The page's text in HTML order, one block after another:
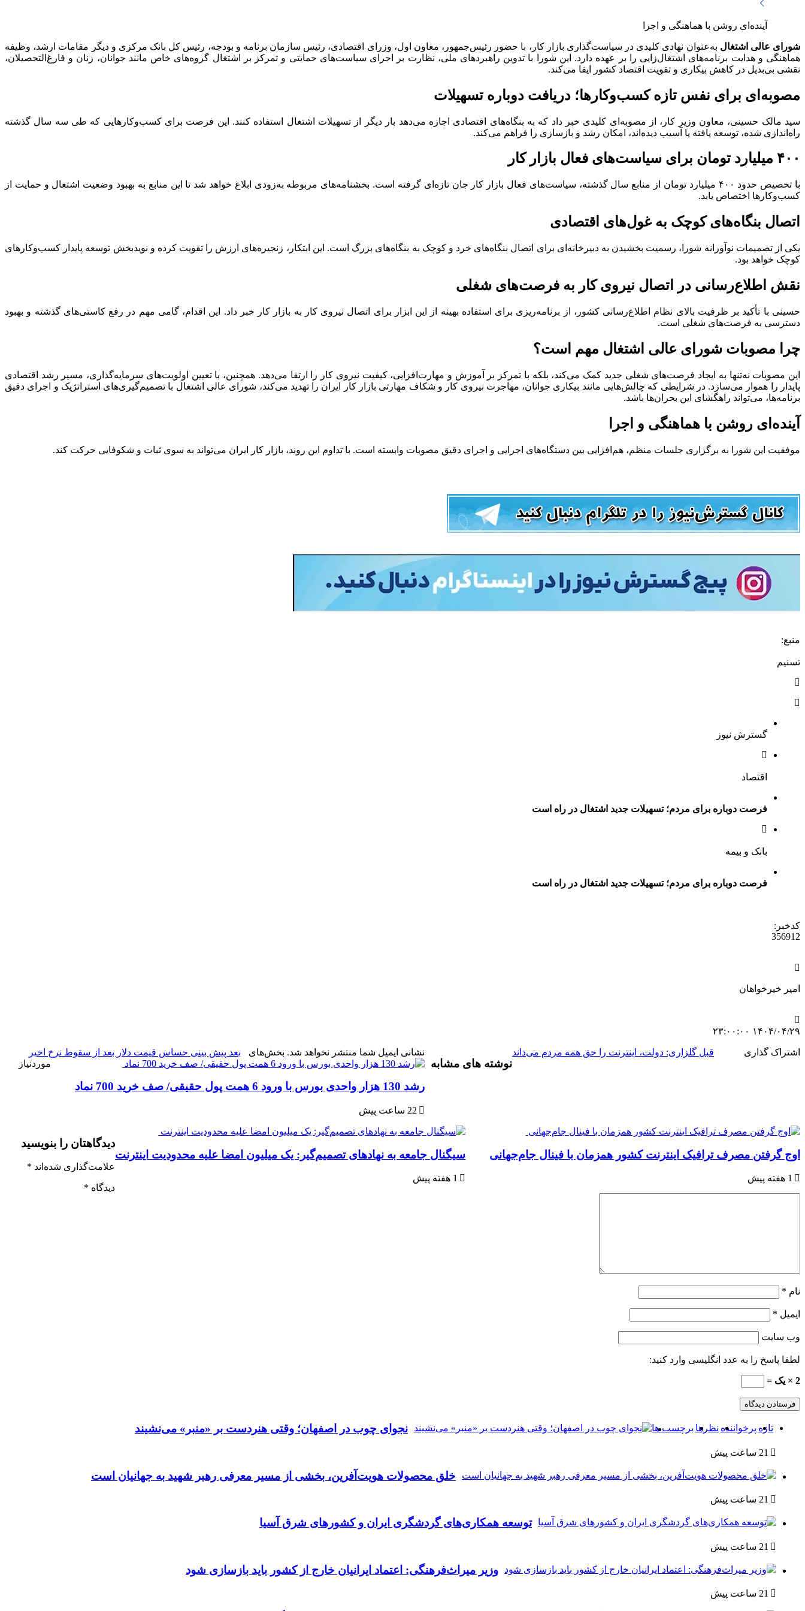
آینده‌ای روشن با هماهنگی و اجرا
شورای عالی اشتغال به‌عنوان نهادی کلیدی در سیاست‌گذاری بازار کار، با حضور رئیس‌جمهور، معاون اول، وزرای اقتصادی، رئیس سازمان برنامه و بودجه، رئیس کل بانک مرکزی و دیگر مقامات ارشد، وظیفه
هماهنگی و هدایت برنامه‌های اشتغال‌زایی را بر عهده دارد. این شورا با تدوین راهبردهای ملی، نظارت بر اجرای سیاست‌های حمایتی و تمرکز بر اشتغال گروه‌های خاص مانند جوانان، زنان و فارغ‌التحصیلان،
نقشی بی‌بدیل در کاهش بیکاری و تقویت اقتصاد کشور ایفا می‌کند.
مصوبه‌ای برای نفس تازه کسب‌وکارها؛ دریافت دوباره تسهیلات
سید مالک حسینی، معاون وزیر کار، از مصوبه‌ای کلیدی خبر داد که به بنگاه‌های اقتصادی اجازه می‌دهد بار دیگر از تسهیلات اشتغال استفاده کنند. این فرصت برای کسب‌وکارهایی که طی سه سال گذشته
راه‌اندازی شده، توسعه یافته یا آسیب دیده‌اند، امکان رشد و بازسازی را فراهم می‌کند.
۴۰۰ میلیارد تومان برای سیاست‌های فعال بازار کار
با تخصیص حدود ۴۰۰ میلیارد تومان از منابع سال گذشته، سیاست‌های فعال بازار کار جان تازه‌ای گرفته است. بخشنامه‌های مربوطه به‌زودی ابلاغ خواهد شد تا این منابع به بهبود وضعیت اشتغال و حمایت از
کسب‌وکارها اختصاص یابد.
اتصال بنگاه‌های کوچک به غول‌های اقتصادی
یکی از تصمیمات نوآورانه شورا، رسمیت بخشیدن به دبیرخانه‌ای برای اتصال بنگاه‌های خرد و کوچک به بنگاه‌های بزرگ است. این ابتکار، زنجیره‌های ارزش را تقویت کرده و نویدبخش توسعه پایدار کسب‌وکارهای
کوچک خواهد بود.
نقش اطلاع‌رسانی در اتصال نیروی کار به فرصت‌های شغلی
حسینی با تأکید بر ظرفیت بالای نظام اطلاع‌رسانی کشور، از برنامه‌ریزی برای استفاده بهینه از این ابزار برای اتصال نیروی کار به بازار کار خبر داد. این اقدام، گامی مهم در رفع کاستی‌های گذشته و بهبود
دسترسی به فرصت‌های شغلی است.
چرا مصوبات شورای عالی اشتغال مهم است؟
این مصوبات نه‌تنها به ایجاد فرصت‌های شغلی جدید کمک می‌کند، بلکه با تمرکز بر آموزش و مهارت‌افزایی، کیفیت نیروی کار را ارتقا می‌دهد. همچنین، با تعیین اولویت‌های سرمایه‌گذاری، مسیر رشد اقتصادی
پایدار را هموار می‌سازد. در شرایطی که چالش‌هایی مانند بیکاری جوانان، مهاجرت نیروی کار و شکاف مهارتی بازار کار ایران را تهدید می‌کند، شورای عالی اشتغال با تصمیم‌گیری‌های استراتژیک و اجرای دقیق
برنامه‌ها، می‌تواند راهگشای این بحران‌ها باشد.
آینده‌ای روشن با هماهنگی و اجرا
موفقیت این شورا به برگزاری جلسات منظم، هم‌افزایی بین دستگاه‌های اجرایی و اجرای دقیق مصوبات وابسته است. با تداوم این روند، بازار کار ایران می‌تواند به سوی ثبات و شکوفایی حرکت کند.
منبع:
تسنیم
گسترش نیوز
اقتصاد
فرصت دوباره برای مردم؛ تسهیلات جدید اشتغال در راه است
بانک و بیمه
فرصت دوباره برای مردم؛ تسهیلات جدید اشتغال در راه است
کدخبر:
356912
امیر خیرخواهان
۱۴۰۴/۰۴/۲۹ ۲۳:۰۰:۰۰
اشتراک گذاری قبل گلزاری: دولت، اینترنت را حق همه مردم می‌داند بعد پیش بینی حساس قیمت دلار بعد از سقوط نرخ اخیر
نوشته های مشابه
رشد 130 هزار واحدی بورس با ورود 6 همت پول حقیقی/ صف خرید 700 نماد
22 ساعت پیش
اوج گرفتن مصرف ترافیک اینترنت کشور همزمان با فینال جام‌جهانی
1 هفته پیش
سیگنال جامعه به نهادهای تصمیم‌گیر: یک میلیون امضا علیه محدودیت اینترنت
1 هفته پیش
دیدگاهتان را بنویسید
نشانی ایمیل شما منتشر نخواهد شد. بخش‌های
موردنیاز
علامت‌گذاری شده‌اند *
دیدگاه *
نام *
ایمیل *
وب‌ سایت
لطفا پاسخ را به عدد انگلیسی وارد کنید:
2 × یک =
تازه پرخواننده نظرها برچسب ها نجوای چوب در اصفهان؛ وقتی هنردست بر «منبر» می‌نشیند
21 ساعت پیش
خلق محصولات هویت‌آفرین، بخشی از مسیر معرفی رهبر شهید به جهانیان است
21 ساعت پیش
توسعه همکاری‌های گردشگری ایران و کشورهای شرق آسیا
21 ساعت پیش
وزیر میراث‌فرهنگی: اعتماد ایرانیان خارج از کشور باید بازسازی شود
21 ساعت پیش